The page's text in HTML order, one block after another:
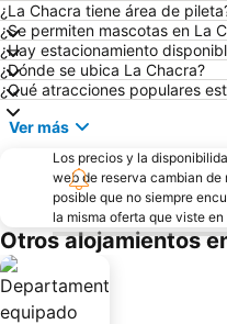
¿La Chacra tiene área de
¿Se permiten mascotas en La
¿Hay estacionamiento
¿Dónde se ubica La Chacra?
¿Qué atracciones populares
Ver más
Los precios y la
web de reserva cambian de
posible que no siempre
la misma oferta que viste
Otros alojamientos